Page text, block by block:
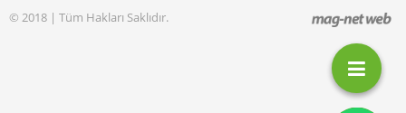
© 2018 | Tüm Hakları Saklıdır.